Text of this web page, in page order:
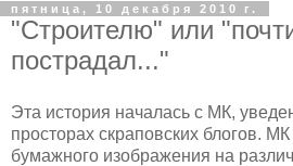
пятница, 10 декабря 2010 г.
"Строителю" или
пострадал..."
Эта история началась с МК,
просторах скраповских блогов.
бумажного изображения на